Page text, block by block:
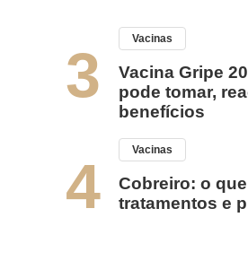
3
Vacinas
Vacina Gripe
pode tomar,
benefícios
4
Vacinas
Cobreiro: o
tratamentos e